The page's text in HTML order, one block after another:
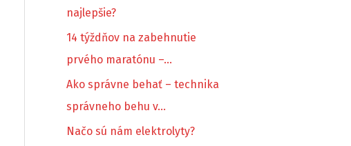
najlepšie?
14 týždňov na zabehnutie
prvého maratónu –…
Ako správne behať – technika
správneho behu v…
Načo sú nám elektrolyty?